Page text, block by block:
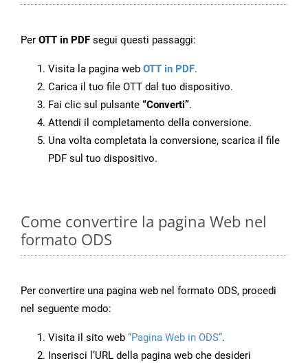
Per OTT in PDF segui questi passaggi:
Visita la pagina web OTT in PDF.
Carica il tuo file OTT dal tuo dispositivo.
Fai clic sul pulsante “Converti”.
Attendi il completamento della conversione.
Una volta completata la conversione, scarica il file
PDF sul tuo dispositivo.
Come convertire la pagina Web nel
formato ODS
Per convertire una pagina web nel formato ODS, procedi
nel seguente modo:
Visita il sito web “Pagina Web in ODS”.
Inserisci l’URL della pagina web che desideri